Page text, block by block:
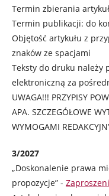
Termin zbierania
Termin publikacji: do
Objętość artykułu z
znaków ze spacjami
Teksty do druku należy
elektroniczną za
UWAGA!!! PRZYPISY
APA. SZCZEGÓŁOWE
WYMOGAMI
3/2027
„Doskonalenie prawa
propozycje” -